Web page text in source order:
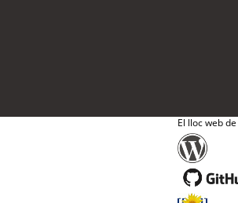
El lloc web